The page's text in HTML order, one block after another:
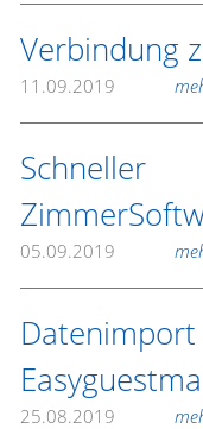
Verbindung
11.09.2019
05.09.2019
25.08.2019